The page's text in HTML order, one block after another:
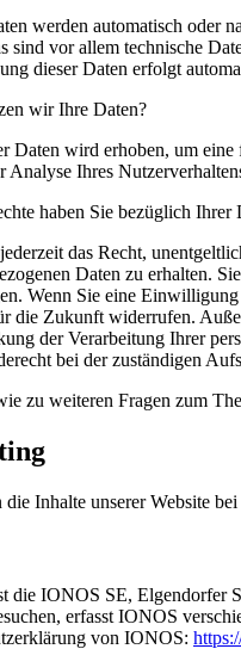
werden automatisch oder
sind vor allem technische
dieser Daten erfolgt
wir Ihre Daten?
Daten wird erhoben, um
Analyse Ihres
haben Sie bezüglich Ihrer
das Recht,
Daten zu erhalten.
Wenn Sie eine
die Zukunft widerrufen.
der Verarbeitung Ihrer
bei der zuständigen
zu weiteren Fragen zum
die Inhalte unserer Website
die IONOS SE, Elgendorfer
erfasst IONOS
von IONOS: